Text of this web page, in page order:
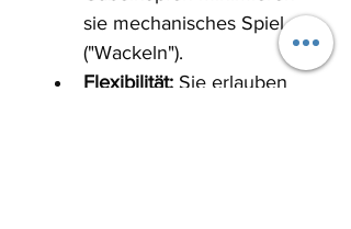
sie mechanisches Spiel
("Wackeln").
Flexibilität: Sie erlauben